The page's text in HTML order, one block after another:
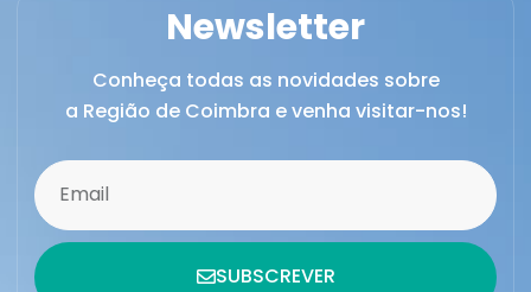
Newsletter
Conheça todas as novidades sobre
a Região de Coimbra e venha visitar-nos!
SUBSCREVER